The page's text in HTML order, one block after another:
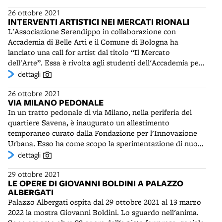
dell'Istituto Luce.Da alcuni anni il museo porta avanti il
progetto Moto bolognesi, che mira, con una serie di
pubblicazioni e mostre, alla ricostruzione della vicenda
industriale del comparto motoristico locale.Il capoluogo
felsineo è infatti uno dei poli produttivi principali della
Motor Valley emiliana, famosa nel mondo per le sue
industrie, oltre che per le vicende sportive legate alle due
e alle quattro ruote.
26 ottobre 2021
INTERVENTI ARTISTICI NEI MERCATI RIONALI
L'Associazione Serendippo in collaborazione con
Accademia di Belle Arti e il Comune di Bologna ha
lanciato una call for artist dal titolo “Il Mercato
dell'Arte”. Essa è rivolta agli studenti dell'Accademia per
interventi di decorazione artistica in alcuni mercati rionali
riabilitare e rilanciare. La call riguarda i mercati di San
Ruffillo, via Vittorio Veneto e via Sante Vincenzi. Per
quest'ultimo, conosciuto come il Mercato della Cirenaica,
ha vinto Federico Zottis, in arte Atez. Ispirandosi ad
Arcimboldo e a Hieronymus Bosch, il giovane artista e
illustratore ha dipinto sulle pareti delle edicole strani
personaggi, che a volte hanno le fattezze di oggetti o
prodotti. Al mercato rionale di San Ruffillo ha prevalso la
proposta - coloratissima - di Giulia JiangXian Zhu.
dettagli
26 ottobre 2021
VIA MILANO PEDONALE
In un tratto pedonale di via Milano, nella periferia del
quartiere Savena, è inaugurato un allestimento
temporaneo curato dalla Fondazione per l'Innovazione
Urbana. Esso ha come scopo la sperimentazione di nuovi
usi creativi di questo spazio per aumentarne la vivibilità e
anziani. Nell'area sono stati realizzati: giochi disegnati a
terra, forme sensoriali, un orto didattico, un tavolo per
vari sport, pedane, panchine e vasche alberate. Sono stati
scelti colori, materiali e composizioni particolari per
favorire la curiosità e stimolare l'immaginazione degli
dettagli
29 ottobre 2021
LE OPERE DI GIOVANNI BOLDINI A PALAZZO
ALBERGATI
Palazzo Albergati ospita dal 29 ottobre 2021 al 13 marzo
2022 la mostra Giovanni Boldini. Lo sguardo nell'anima.